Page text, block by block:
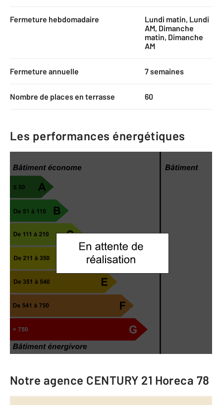
Fermeture hebdomadaire
Lundi matin, Lundi
AM, Dimanche
matin, Dimanche
AM
Fermeture annuelle 7 semaines
Nombre de places en terrasse 60
Les performances énergétiques
Notre agence CENTURY 21 Horeca 78